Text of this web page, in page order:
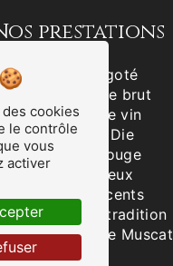
prestations
Vin blanc aligoté
Clairette de Die brut
Producteur de vin
Clairette de Die
IGP Drôme Rouge
VSIG Mousseux
Vins effervescents
de Die tradition
rosé grain de Muscat
cookies
le contrôle
vous
activer